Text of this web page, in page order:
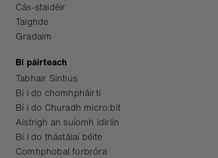
Cás-staidéir
Taighde
Gradaim
Bí páirteach
Tabhair Síntiús
Bí i do chomhpháirtí
Bí i do Churadh micro:bit
Aistrigh an suíomh idirlín
Bí i do thástálaí béite
Comhphobal forbróra